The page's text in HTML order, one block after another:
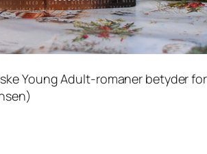
Young Adult-romaner betyder